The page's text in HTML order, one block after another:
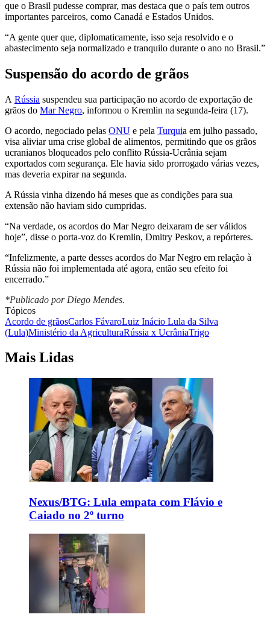
que o Brasil pudesse comprar, mas destaca que o país tem outros
importantes parceiros, como Canadá e Estados Unidos.
“A gente quer que, diplomaticamente, isso seja resolvido e o
abastecimento seja normalizado e tranquilo durante o ano no Brasil.”
Suspensão do acordo de grãos
A Rússia suspendeu sua participação no acordo de exportação de
grãos do Mar Negro, informou o Kremlin na segunda-feira (17).
O acordo, negociado pelas ONU e pela Turquia em julho passado,
visa aliviar uma crise global de alimentos, permitindo que os grãos
ucranianos bloqueados pelo conflito Rússia-Ucrânia sejam
exportados com segurança. Ele havia sido prorrogado várias vezes,
mas deveria expirar na segunda.
A Rússia vinha dizendo há meses que as condições para sua
extensão não haviam sido cumpridas.
“Na verdade, os acordos do Mar Negro deixaram de ser válidos
hoje”, disse o porta-voz do Kremlin, Dmitry Peskov, a repórteres.
“Infelizmente, a parte desses acordos do Mar Negro em relação à
Rússia não foi implementada até agora, então seu efeito foi
encerrado.”
*Publicado por Diego Mendes.
Tópicos
Acordo de grãosCarlos FávaroLuiz Inácio Lula da Silva
(Lula)Ministério da AgriculturaRússia x UcrâniaTrigo
Mais Lidas
Nexus/BTG: Lula empata com Flávio e
Caiado no 2º turno